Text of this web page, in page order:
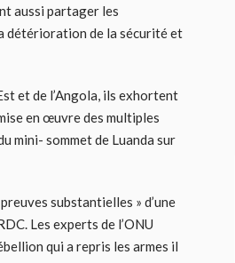
aussi partager les
détérioration de la sécurité et
et de l’Angola, ils exhortent
en œuvre des multiples
mini- sommet de Luanda sur
substantielles » d’une
Les experts de l’ONU
qui a repris les armes il